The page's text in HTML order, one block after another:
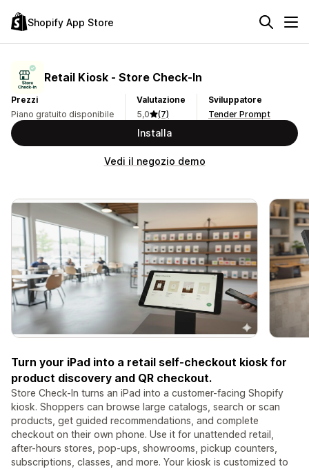
Shopify App Store
Retail Kiosk ‑ Store Check‑In
Prezzi
Piano gratuito disponibile
Valutazione
5,0
(7)
Sviluppatore
Tender Prompt
Installa
Vedi il negozio demo
Turn your iPad into a retail self-checkout kiosk for
product discovery and QR checkout.
Store Check-In turns an iPad into a customer-facing Shopify
kiosk. Shoppers can browse large catalogs, search or scan
products, get guided recommendations, and complete
checkout on their own phone. Use it for unattended retail,
after-hours stores, pop-ups, showrooms, pickup counters,
subscriptions, classes, and more. Your kiosk is customized to